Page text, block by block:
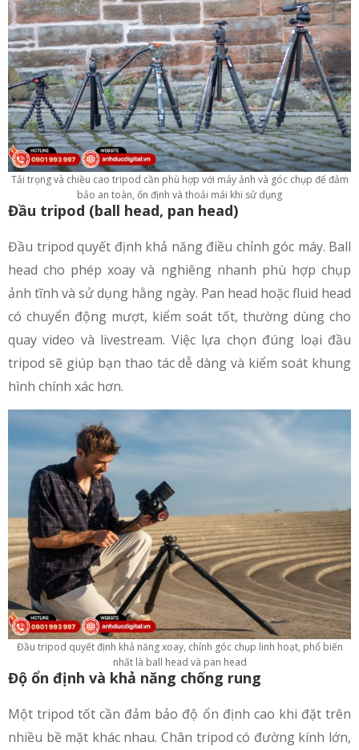
Tải trọng và chiều cao tripod cần phù hợp với máy ảnh và góc chụp để đảm
bảo an toàn, ổn định và thoải mái khi sử dụng
Đầu tripod (ball head, pan head)
Đầu tripod quyết định khả năng điều chỉnh góc máy. Ball
head cho phép xoay và nghiêng nhanh phù hợp chụp
ảnh tĩnh và sử dụng hằng ngày. Pan head hoặc fluid head
có chuyển động mượt, kiểm soát tốt, thường dùng cho
quay video và livestream. Việc lựa chọn đúng loại đầu
tripod sẽ giúp bạn thao tác dễ dàng và kiểm soát khung
hình chính xác hơn.
Đầu tripod quyết định khả năng xoay, chỉnh góc chụp linh hoạt, phổ biến
nhất là ball head và pan head
Độ ổn định và khả năng chống rung
Một tripod tốt cần đảm bảo độ ổn định cao khi đặt trên
nhiều bề mặt khác nhau. Chân tripod có đường kính lớn,